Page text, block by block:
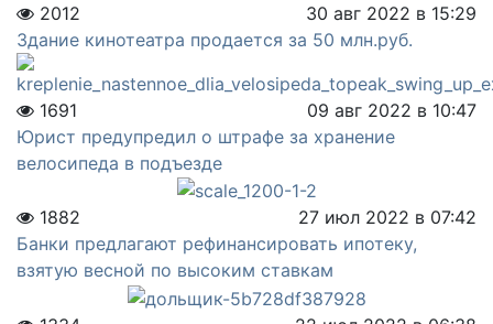
30 авг 2022 в 15:29
2012
Здание кинотеатра продается за 50 млн.руб.
09 авг 2022 в 10:47
1691
Юрист предупредил о штрафе за хранение
велосипеда в подъезде
27 июл 2022 в 07:42
1882
Банки предлагают рефинансировать ипотеку,
взятую весной по высоким ставкам